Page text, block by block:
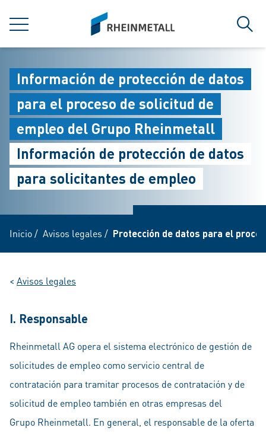
MENÚ
siteLogo
Información de protección de datos
para el proceso de solicitud de
empleo del Grupo Rheinmetall
Información de protección de datos
para solicitantes de empleo
Inicio/ Avisos legales / Protección de datos para el
< Avisos legales
I. Responsable
Rheinmetall AG opera el sistema electrónico de gestión de
solicitudes de empleo como servicio central de
contratación para tramitar procesos de contratación y de
solicitud de empleo también en otras empresas del
Grupo Rheinmetall. En general, el responsable de la oferta